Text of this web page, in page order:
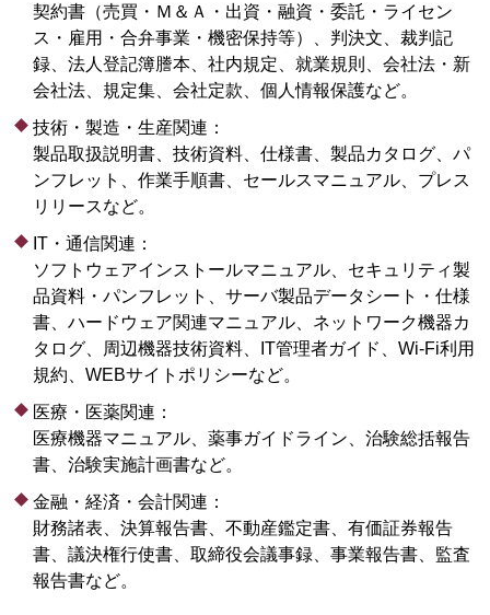
契約書（売買・Ｍ＆Ａ・出資・融資・委託・ライセン
ス・雇用・合弁事業・機密保持等）、判決文、裁判記
録、法人登記簿謄本、社内規定、就業規則、会社法・新
会社法、規定集、会社定款、個人情報保護など。
技術・製造・生産関連：
製品取扱説明書、技術資料、仕様書、製品カタログ、パ
ンフレット、作業手順書、セールスマニュアル、プレス
リリースなど。
IT・通信関連：
ソフトウェアインストールマニュアル、セキュリティ製
品資料・パンフレット、サーバ製品データシート・仕様
書、ハードウェア関連マニュアル、ネットワーク機器カ
タログ、周辺機器技術資料、IT管理者ガイド、Wi-Fi利用
規約、WEBサイトポリシーなど。
医療・医薬関連：
医療機器マニュアル、薬事ガイドライン、治験総括報告
書、治験実施計画書など。
金融・経済・会計関連：
財務諸表、決算報告書、不動産鑑定書、有価証券報告
書、議決権行使書、取締役会議事録、事業報告書、監査
報告書など。